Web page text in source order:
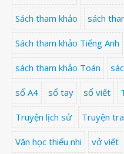
Sách tham khảo sách
Sách tham khảo Tiếng Anh
sách tham khảo Toán
sổ A4 sổ tay sổ viết
Truyện lịch sử Truyện
Văn học thiếu nhi vở viết